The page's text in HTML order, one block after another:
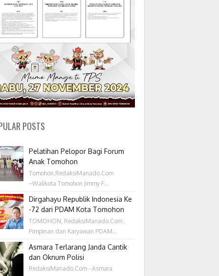
POSTS
Pelatihan Pelopor Bagi Forum
Anak Tomohon
Tomohon,RedaksiManado.Com
~Walikota Tomohon Jimmy F...
Dirgahayu Republik Indonesia Ke
-72 dari PDAM Kota Tomohon
TOMOHON, RedaksiManado.Com ,
Pimpinan dan Karyawan PDAM...
Asmara Terlarang Janda Cantik
dan Oknum Polisi
RedaksiManado.Com - Asmara